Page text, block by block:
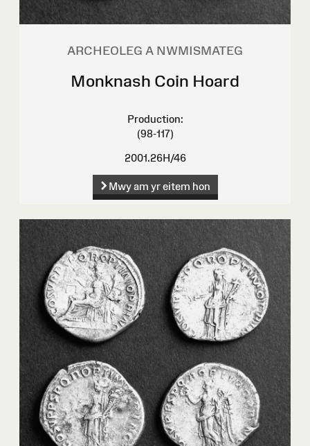
ARCHEOLEG A NWMISMATEG
Monknash Coin Hoard
Production:
(98-117)
2001.26H/46
Mwy am yr eitem hon